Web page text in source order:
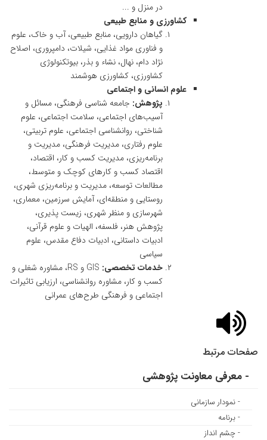
در منزل و ...
کشاورزی و منابع طبیعی
گیاهان دارویی، منابع طبیعی، آب و خاک، علوم
و فناوری مواد غذایی، شیلات، دامپروری، اصلاح
نژاد دام، نهال، نشاء و بذر، بیوتکنولوژی
کشاورزی، کشاورزی هوشمند
علوم انسانی و اجتماعی
پژوهش: جامعه شناسی فرهنگی، مسائل و
آسیب‌های اجتماعی، سلامت اجتماعی، علوم
شناختی، روانشناسی اجتماعی، علوم تربیتی،
علوم رفتاری، مدیریت فرهنگی، مدیریت و
برنامه‌ریزی، مدیریت کسب و کار، اقتصاد،
اقتصاد کسب و کارهای کوچک و متوسط،
مطالعات توسعه، مدیریت و برنامه‌ریزی شهری،
روستایی و منطقه‌ای، آمایش سرزمین، معماری،
شهرسازی و منظر شهری، زیست پذیری،
پژوهش هنر، فلسفه، الهیات و علوم قرآنی،
ادبیات داستانی، ادبیات دفاع مقدس، علوم
سیاسی
خدمات تخصصی:
GIS و RS، مشاوره شغلی و
کسب و کار، مشاوره روانشناسی، ارزیابی تاثیرات
اجتماعی و فرهنگی طرح‌های عمرانی
صفحات مرتبط
- معرفی معاونت پژوهشی
- نمودار سازمانی
- برنامه
- چشم انداز